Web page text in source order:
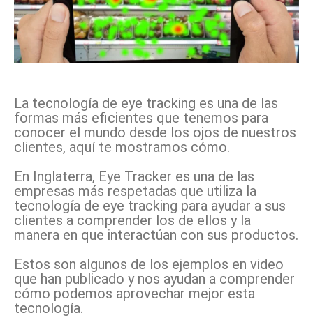
La tecnología de eye tracking es una de las
formas más eficientes que tenemos para
conocer el mundo desde los ojos de nuestros
clientes, aquí te mostramos cómo.
En Inglaterra, Eye Tracker es una de las
empresas más respetadas que utiliza la
tecnología de eye tracking para ayudar a sus
clientes a comprender los de ellos y la
manera en que interactúan con sus productos.
Estos son algunos de los ejemplos en video
que han publicado y nos ayudan a comprender
cómo podemos aprovechar mejor esta
tecnología.